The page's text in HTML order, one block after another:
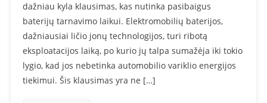
dažniau kyla klausimas, kas nutinka pasibaigus
baterijų tarnavimo laikui. Elektromobilių baterijos,
dažniausiai ličio jonų technologijos, turi ribotą
eksploatacijos laiką, po kurio jų talpa sumažėja iki tokio
lygio, kad jos nebetinka automobilio variklio energijos
tiekimui. Šis klausimas yra ne […]